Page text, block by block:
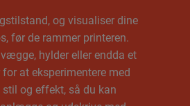
og visualiser dine
før de rammer printeren.
hylder eller endda et
at eksperimentere med
stil og effekt, så du kan